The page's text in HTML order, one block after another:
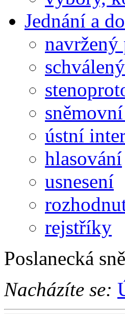
Jednání a
navržený
ústní
hlasování
usnesení
rejstříky
Poslanecká
Nacházíte se: